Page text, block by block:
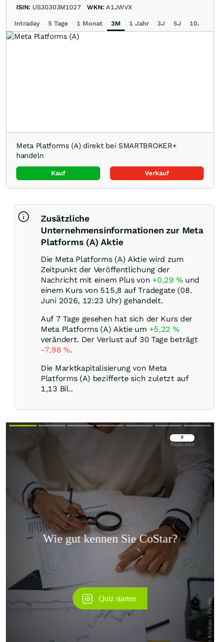
ISIN: US30303M1027 WKN: A1JWVX
Intraday 5 Tage 1 Monat 3M 1 Jahr 3J 5J 10J
Meta Platforms (A) direkt bei SMARTBROKER+
handeln
Kauf Verkauf
Zusätzliche
Unternehmensinformationen zur Meta
Platforms (A) Aktie
Die Meta Platforms (A) Aktie wird zum
Zeitpunkt der Veröffentlichung der
Nachricht mit einem Plus von +0,29 % und
einem Kurs von 515,8 auf Tradegate (08.
Juni 2026, 12:23 Uhr) gehandelt.
Auf 7 Tage gesehen hat sich der Kurs der
Meta Platforms (A) Aktie um +5,22 %
verändert. Der Verlust auf 30 Tage beträgt
-7,98%.
Die Marktkapitalisierung von Meta
Platforms (A) bezifferte sich zuletzt auf
1,13 Bil..
Überspringen